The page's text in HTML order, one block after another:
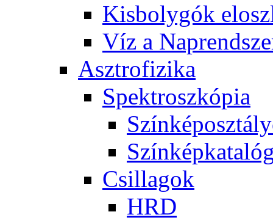
Kis­boly­gók
Víz a
Aszt­ro­fi­zi­ka
Spekt­rosz­kó­pia
Csil­la­gok
HRD